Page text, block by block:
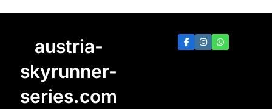
austria-
skyrunner-
series.com